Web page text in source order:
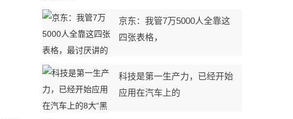
京东：我管7万5000人全靠这
四张表格，
科技是第一生产力，已经开始
应用在汽车上的